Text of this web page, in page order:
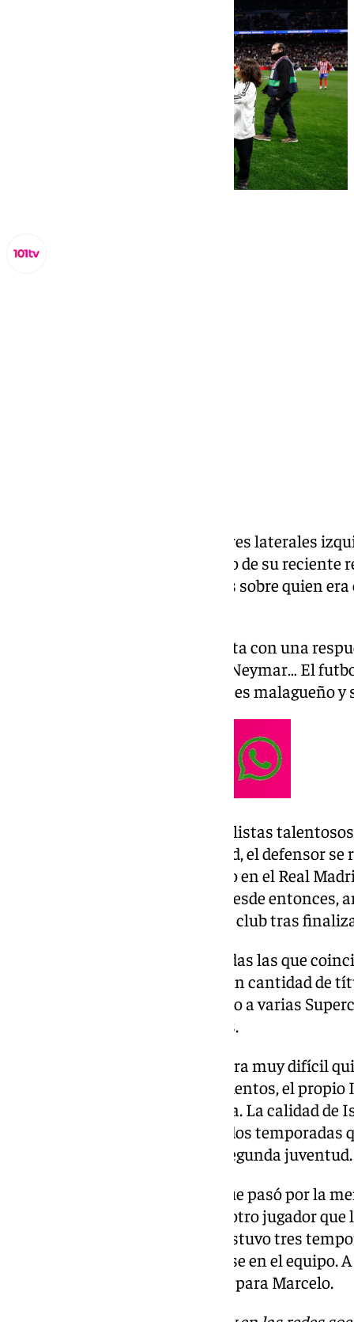
Marcelo Vieira, uno de los mejores laterales
visitó el Hormiguero con motivo de su reciente
fue preguntado por Pablo Motos sobre quien
Marcelo contestó a esta pregunta con una
Ni Cristiano, ni Ronaldinho, ni Neymar… El
, es malagueño
Pese a la gran cantidad de futbolistas
en Brasil como en el Real Madrid, el defensor
malagueño compartió vestuario en el Real
al club en la temporada 13/14. Desde
blanco. Los dos abandonaron el club tras
En total fueron nueve temporadas las que
temporadas levantaron una gran cantidad de
ligas y una Copa del Rey; sumado a varias
además de Mundiales de Clubes.
El propio Marcelo expresó que era muy difícil
Muchas veces en los entrenamientos, el
quitaran la pelota y lo conseguía. La calidad de
no llegó a cuajar, las dos temporadas
malagueño está viviendo una segunda juventud.
Además de Isco, otro nombre que pasó por la
sevillista. Marcelo expresó que otro jugador
era Ganso. El centrocampista estuvo tres
aunque nunca logró consolidarse en el equipo.
de Fluminense es una debilidad para Marcelo.